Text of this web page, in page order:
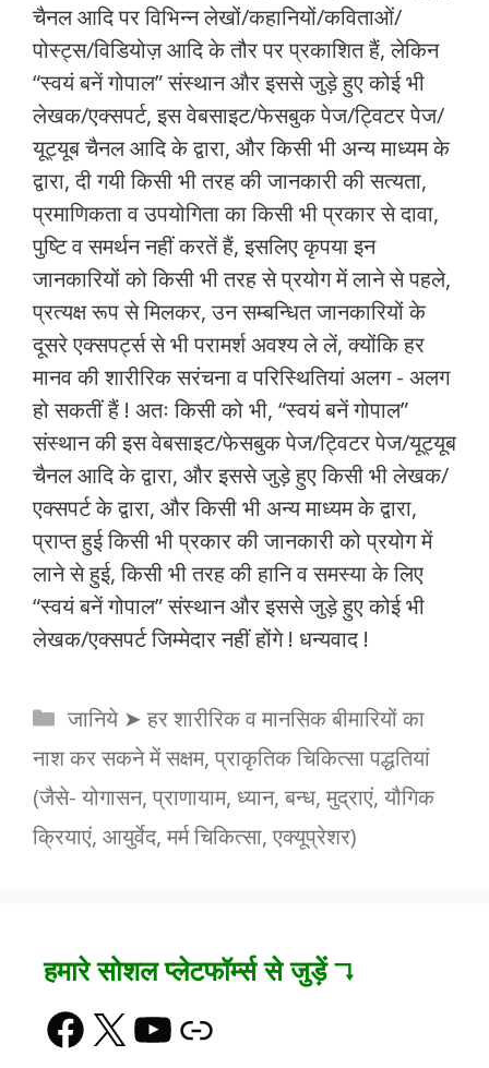
चैनल आदि पर विभिन्न लेखों/कहानियों/कविताओं/
पोस्ट्स/विडियोज़ आदि के तौर पर प्रकाशित हैं, लेकिन
“स्वयं बनें गोपाल” संस्थान और इससे जुड़े हुए कोई भी
लेखक/एक्सपर्ट, इस वेबसाइट/फेसबुक पेज/ट्विटर पेज/
यूट्यूब चैनल आदि के द्वारा, और किसी भी अन्य माध्यम के
द्वारा, दी गयी किसी भी तरह की जानकारी की सत्यता,
प्रमाणिकता व उपयोगिता का किसी भी प्रकार से दावा,
पुष्टि व समर्थन नहीं करतें हैं, इसलिए कृपया इन
जानकारियों को किसी भी तरह से प्रयोग में लाने से पहले,
प्रत्यक्ष रूप से मिलकर, उन सम्बन्धित जानकारियों के
दूसरे एक्सपर्ट्स से भी परामर्श अवश्य ले लें, क्योंकि हर
मानव की शारीरिक सरंचना व परिस्थितियां अलग - अलग
हो सकतीं हैं ! अतः किसी को भी, “स्वयं बनें गोपाल”
संस्थान की इस वेबसाइट/फेसबुक पेज/ट्विटर पेज/यूट्यूब
चैनल आदि के द्वारा, और इससे जुड़े हुए किसी भी लेखक/
एक्सपर्ट के द्वारा, और किसी भी अन्य माध्यम के द्वारा,
प्राप्त हुई किसी भी प्रकार की जानकारी को प्रयोग में
लाने से हुई, किसी भी तरह की हानि व समस्या के लिए
“स्वयं बनें गोपाल” संस्थान और इससे जुड़े हुए कोई भी
लेखक/एक्सपर्ट जिम्मेदार नहीं होंगे ! धन्यवाद !
Categories
जानिये ➤ हर शारीरिक व मानसिक बीमारियों का
नाश कर सकने में सक्षम, प्राकृतिक चिकित्सा पद्धतियां
(जैसे- योगासन, प्राणायाम, ध्यान, बन्ध, मुद्राएं, यौगिक
क्रियाएं, आयुर्वेद, मर्म चिकित्सा, एक्यूप्रेशर)
हमारे सोशल प्लेटफॉर्म्स से जुड़ें ↴
Facebook
X YouTube
Link